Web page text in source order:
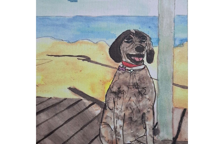
Επικοινωνία
Εισφορές